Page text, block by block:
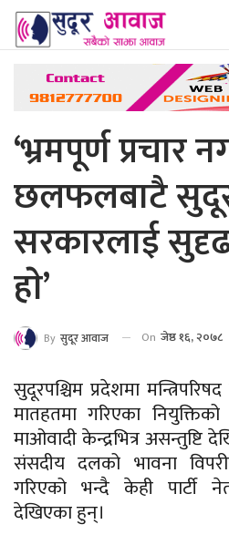
‘भ्रमपूर्ण प्रचार
छलफलबाटै
सरकारलाई
हाे’
By सुदूर आवाज On जेष्ठ १६, २०७८
सुदूरपश्चिम प्रदेशमा
मातहतमा गरिएका
माओवादी केन्द्रभित्र असन्तुष्टि
संसदीय दलको भावना
गरिएको भन्दै केही पार्टी
देखिएका हुन्।